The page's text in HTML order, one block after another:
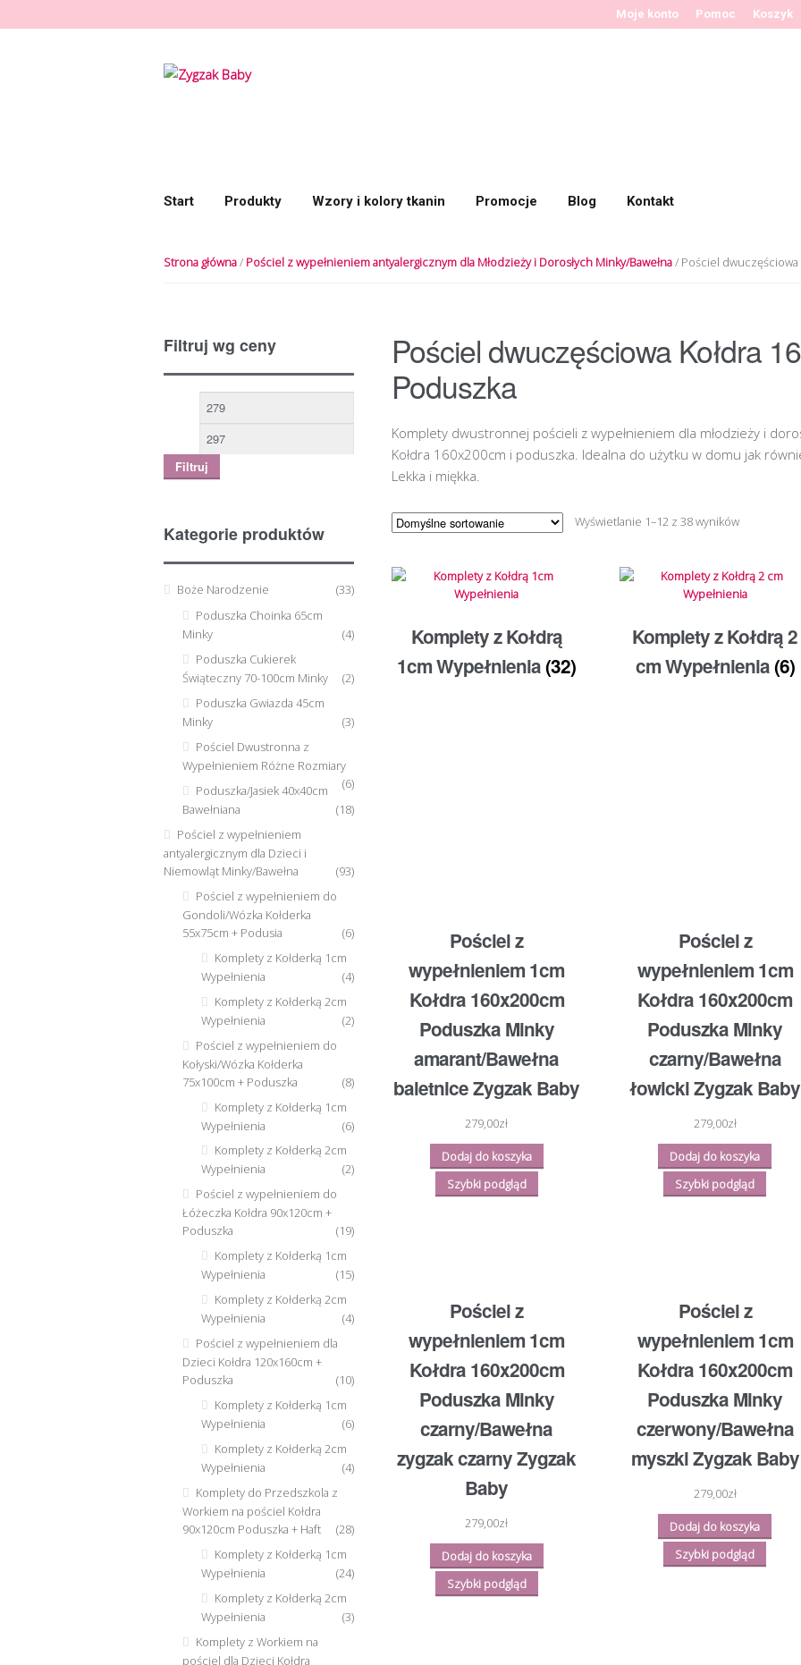
Moje konto Pomoc Koszyk
Przeskocz do nawigacji
Przeskocz do treści
Start Produkty Wzory i kolory tkanin Promocje Blog Kontakt
Strona główna/ Pościel z wypełnieniem antyalergicznym dla Młodzieży i Dorosłych Minky/Bawełna/ Pościel dwuczęściowa
Pościel dwuczęściowa Kołdra
Poduszka
Komplety dwustronnej pościeli z wypełnieniem dla młodzieży i
Kołdra 160x200cm i poduszka. Idealna do użytku w domu jak
Lekka i miękka.
Wyświetlanie 1–12 z 38 wyników
Komplety z Kołdrą
1cm Wypełnienia(32)
Komplety z Kołdrą 2
cm Wypełnienia(6)
Pościel z
wypełnieniem 1cm
Kołdra 160x200cm
Poduszka Minky
amarant/Bawełna
baletnice Zygzak Baby
279,00zł
Dodaj do koszyka
Szybki podgląd
Pościel z
wypełnieniem 1cm
Kołdra 160x200cm
Poduszka Minky
czarny/Bawełna
łowicki Zygzak Baby
279,00zł
Dodaj do koszyka
Szybki podgląd
Pościel z
wypełnieniem 1cm
Kołdra 160x200cm
Poduszka Minky
czarny/Bawełna
zygzak czarny Zygzak
Baby
279,00zł
Dodaj do koszyka
Szybki podgląd
Pościel z
wypełnieniem 1cm
Kołdra 160x200cm
Poduszka Minky
czerwony/Bawełna
myszki Zygzak Baby
279,00zł
Dodaj do koszyka
Szybki podgląd
Filtruj wg ceny
Filtruj
Kategorie produktów
Boże Narodzenie
(33)
Poduszka Choinka 65cm
Minky
(4)
Poduszka Cukierek
Świąteczny 70-100cm Minky
(2)
Poduszka Gwiazda 45cm
Minky
(3)
Pościel Dwustronna z
Wypełnieniem Różne Rozmiary
(6)
Poduszka/Jasiek 40x40cm
Bawełniana
(18)
Pościel z wypełnieniem
antyalergicznym dla Dzieci i
Niemowląt Minky/Bawełna
(93)
Pościel z wypełnieniem do
Gondoli/Wózka Kołderka
55x75cm + Podusia
(6)
Komplety z Kołderką 1cm
Wypełnienia
(4)
Komplety z Kołderką 2cm
Wypełnienia
(2)
Pościel z wypełnieniem do
Kołyski/Wózka Kołderka
75x100cm + Poduszka
(8)
Komplety z Kołderką 1cm
Wypełnienia
(6)
Komplety z Kołderką 2cm
Wypełnienia
(2)
Pościel z wypełnieniem do
Łóżeczka Kołdra 90x120cm +
Poduszka
(19)
Komplety z Kołderką 1cm
Wypełnienia
(15)
Komplety z Kołderką 2cm
Wypełnienia
(4)
Pościel z wypełnieniem dla
Dzieci Kołdra 120x160cm +
Poduszka
(10)
Komplety z Kołderką 1cm
Wypełnienia
(6)
Komplety z Kołderką 2cm
Wypełnienia
(4)
Komplety do Przedszkola z
Workiem na pościel Kołdra
90x120cm Poduszka + Haft
(28)
Komplety z Kołderką 1cm
Wypełnienia
(24)
Komplety z Kołderką 2cm
Wypełnienia
(3)
Komplety z Workiem na
pościel dla Dzieci Kołdra